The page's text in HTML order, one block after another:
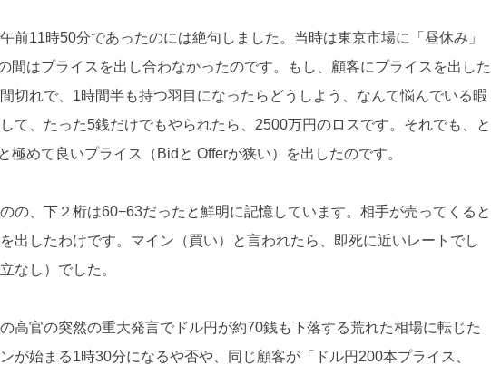
前11時50分であったのには絶句しました。当時は東京市場に「昼休み」
間はプライスを出し合わなかったのです。もし、顧客にプライスを出した
切れで、1時間半も持つ羽目になったらどうしよう、なんて悩んでいる暇
て、たった5銭だけでもやられたら、2500万円のロスです。それでも、と
めて良いプライス（Bidと Offerが狭い）を出したのです。
の、下２桁は60−63だったと鮮明に記憶しています。相手が売ってくると
出したわけです。マイン（買い）と言われたら、即死に近いレートでし
なし）でした。
高官の突然の重大発言でドル円が約70銭も下落する荒れた相場に転じた
が始まる1時30分になるや否や、同じ顧客が「ドル円200本プライス、